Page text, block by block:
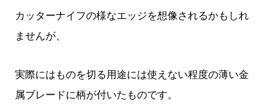
カッターナイフの様なエッジを想像されるかもしれ
ませんが、
実際にはものを切る用途には使えない程度の薄い金
属ブレードに柄が付いたものです。